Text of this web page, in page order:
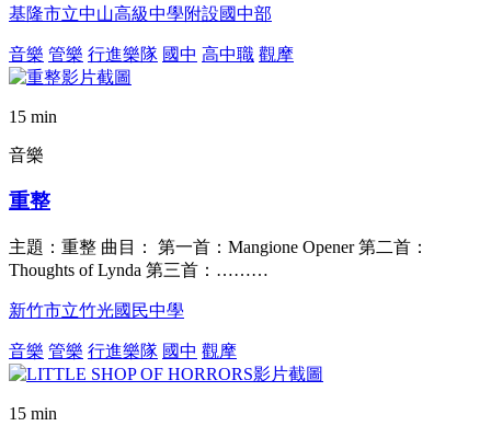
基隆市立中山高級中學附設國中部
音樂 管樂 行進樂隊 國中 高中職 觀摩
15 min
音樂
重整
主題：重整 曲目： 第一首：Mangione Opener 第二首：
Thoughts of Lynda 第三首：………
新竹市立竹光國民中學
音樂 管樂 行進樂隊 國中 觀摩
15 min